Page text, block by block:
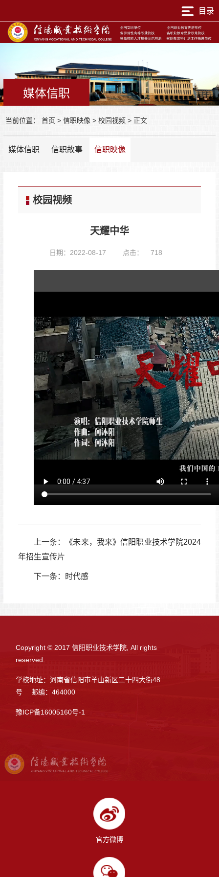
目录
媒体信职
当前位置： 首页 > 信职映像 > 校园视频 >正文
媒体信职 信职故事 信职映像
校园视频
天耀中华
日期：2022-08-17 点击： 718
上一条：
《未来，我来》信阳职业技术学院2024
年招生宣传片
下一条： 时代感
Copyright © 2017 信阳职业技术学院, All rights
reserved.
学校地址：河南省信阳市羊山新区二十四大街48
号 邮编：464000
豫ICP备16005160号-1
官方微博